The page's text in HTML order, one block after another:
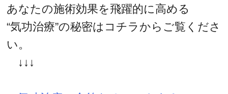
あなたの施術効果を飛躍的に高める
“気功治療”の秘密はコチラからご覧くださ
い。
↓↓↓